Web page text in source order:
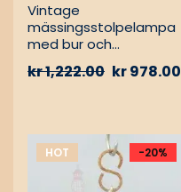
Vintage
mässingsstolpelampa
med bur och
Nautisk
kr1,222.00 kr978.00
HOT -20%